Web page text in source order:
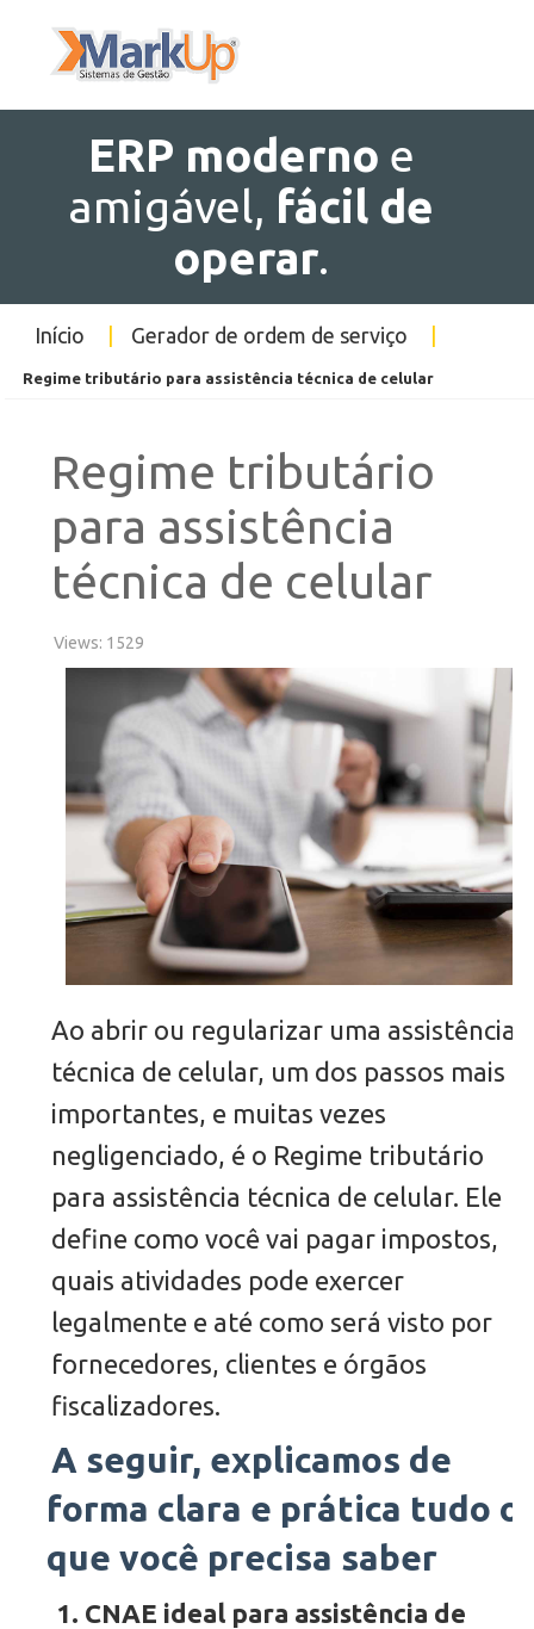
ERP moderno e
amigável, fácil de
operar.
Início Gerador de ordem de serviço
Regime tributário para assistência técnica de celular
Regime tributário
para assistência
técnica de celular
Views: 1529
Ao abrir ou regularizar uma assistência
técnica de celular, um dos passos mais
importantes, e muitas vezes
negligenciado, é o Regime tributário
para assistência técnica de celular. Ele
define como você vai pagar impostos,
quais atividades pode exercer
legalmente e até como será visto por
fornecedores, clientes e órgãos
fiscalizadores.
A seguir, explicamos de
forma clara e prática tudo o
que você precisa saber
1. CNAE ideal para assistência de